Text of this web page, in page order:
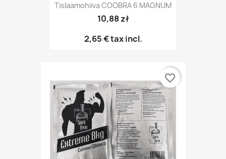
Tislaamohiiva COOBRA 6 MAGNUM
10,88 zł
2,65 €tax incl.
favorite_border